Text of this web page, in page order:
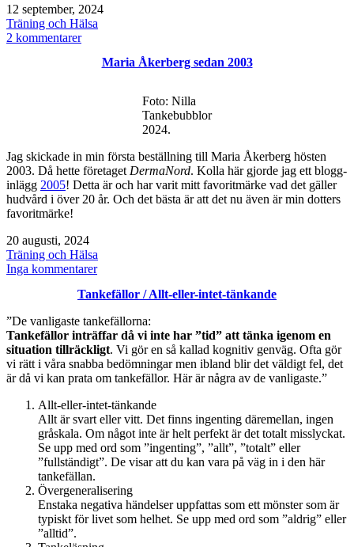
Publicerat
den
12 september, 2024
Kategoriserat
som
Träning och Hälsa
2 kommentarertill
Maria Åkerberg sedan 2003
Foto: Nilla
Tankebubblor
2024.
Jag skickade in min första beställning till Maria Åkerberg hösten
2003. Då hette företaget DermaNord. Kolla här gjorde jag ett blogg-
inlägg 2005! Detta är och har varit mitt favoritmärke vad det gäller
hudvård i över 20 år. Och det bästa är att det nu även är min dotters
favoritmärke!
Publicerat
den
20 augusti, 2024
Kategoriserat
som
Träning och Hälsa
Inga kommentarertill
Åkerberg
2003
Tankefällor / Allt-eller-intet-tänkande
”De vanligaste tankefällorna:
Tankefällor inträffar då vi inte har ”tid” att tänka igenom en
situation tillräckligt. Vi gör en så kallad kognitiv genväg. Ofta gör
vi rätt i våra snabba bedömningar men ibland blir det väldigt fel, det
är då vi kan prata om tankefällor. Här är några av de vanligaste.”
Allt-eller-intet-tänkande
Allt är svart eller vitt. Det finns ingenting däremellan, ingen
gråskala. Om något inte är helt perfekt är det totalt misslyckat.
Se upp med ord som ”ingenting”, ”allt”, ”totalt” eller
”fullständigt”. De visar att du kan vara på väg in i den här
tankefällan.
Övergeneralisering
Enstaka negativa händelser uppfattas som ett mönster som är
typiskt för livet som helhet. Se upp med ord som ”aldrig” eller
”alltid”.